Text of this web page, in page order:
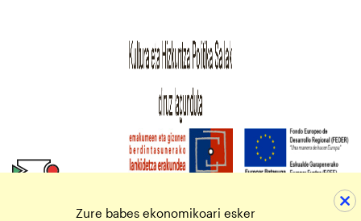
Zure babes ekonomikoari esker